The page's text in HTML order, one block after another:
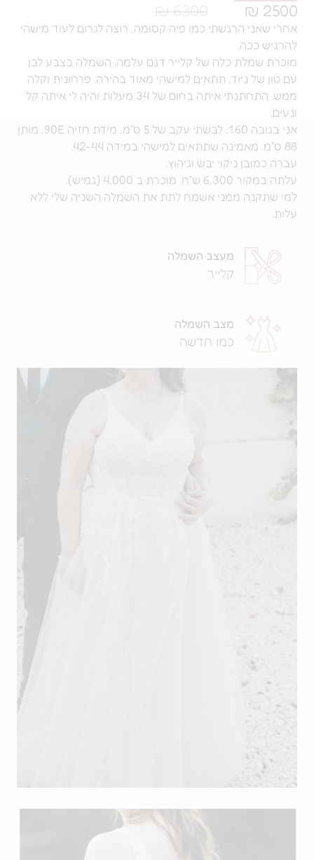
6300 ₪
כמו פיה קסומה, רוצה לגרום לעוד מישהי
של קלייר דגם עלמה. השמלה בצבע לבן
תתאים למישהי מאוד בהירה. פרחונית וקלה
ממש. התחתנתי איתה בחום של 34 מעלות והיה לי איתה קל
אני בגובה 1.60, לבשתי עקב של 5 ס״מ, מידת חזיה 90E, מותן
יבש וגיהוץ.
אשמח לתת את השמלה השניה שלי ללא
מעצב השמלה
מצב השמלה